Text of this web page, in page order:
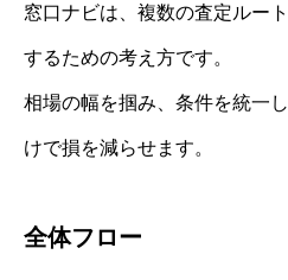
窓口ナビは、複数の査定ルー
するための考え方です。
相場の幅を掴み、条件を統一
けで損を減らせます。
全体フロー